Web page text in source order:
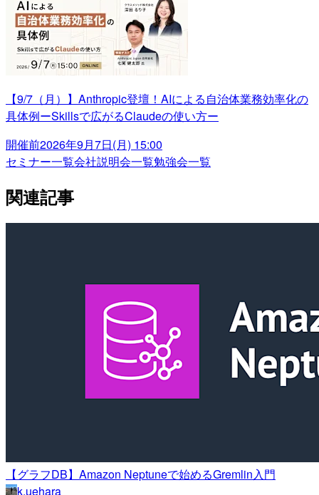
【9/7（月）】Anthropic登壇！AIによる自治体業務効率化の
具体例ーSkillsで広がるClaudeの使い方ー
開催前2026年9月7日(月) 15:00
セミナー一覧会社説明会一覧勉強会一覧
関連記事
【グラフDB】Amazon Neptuneで始めるGremlin入門
k.uehara